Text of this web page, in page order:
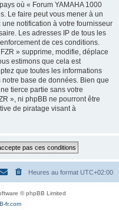
où « Forum YAMAHA 1000
Le faire peut vous mener à un
notification à votre fournisseur
Les adresses IP de tous les
de ces conditions.
» supprime, modifie, déplace
estimons que cela est
que toutes les informations
base de données. Bien que
tierce partie sans votre
», ni phpBB ne pourront être
de piratage visant à
Heures au format UTC+02:00
© phpBB Limited
fr.com